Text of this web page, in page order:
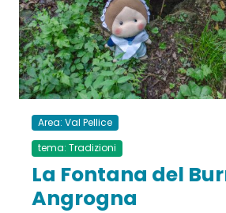
Area: Val Pellice
tema: Tradizioni
La Fontana del
Angrogna